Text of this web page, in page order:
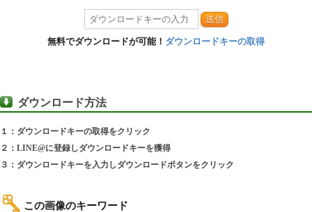
送信
無料でダウンロードが可能！ ダウンロードキーの取得
ダウンロード方法
１：ダウンロードキーの取得をクリック
２：LINE@に登録しダウンロードキーを獲得
３：ダウンロードキーを入力しダウンロードボタンをクリック
この画像のキーワード